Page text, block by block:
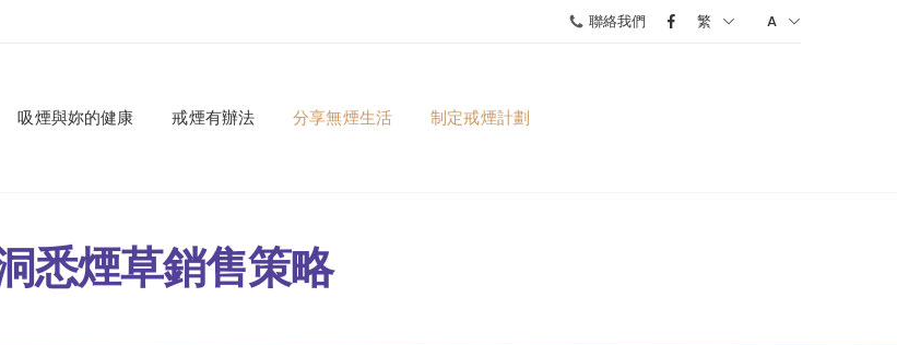
聯絡我們 繁 A
吸煙與妳的健康 戒煙有辦法 分享無煙生活 制定戒煙計劃
悉煙草銷售策略